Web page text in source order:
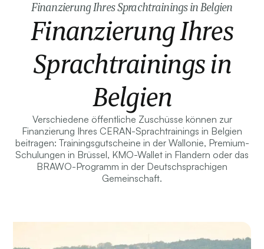
Finanzierung Ihres Sprachtrainings in Belgien
Finanzierung Ihres
Sprachtrainings in
Belgien
Verschiedene öffentliche Zuschüsse können zur
Finanzierung Ihres CERAN-Sprachtrainings in Belgien
beitragen: Trainingsgutscheine in der Wallonie, Premium-
Schulungen in Brüssel, KMO-Wallet in Flandern oder das
BRAWO-Programm in der Deutschsprachigen
Gemeinschaft.